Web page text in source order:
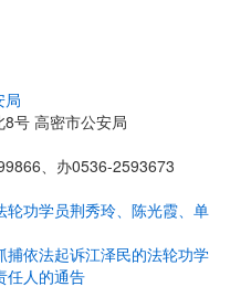
局
号 高密市公安局
、办0536-2593673
功学员荆秀玲、陈光霞、单
依法起诉江泽民的法轮功学
任人的通告